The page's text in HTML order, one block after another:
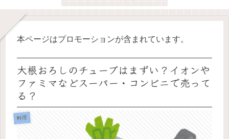
本ページはプロモーションが含まれています。
大根おろしのチューブはまずい？イオンや
ファミマなどスーパー・コンビニで売って
る？
料理